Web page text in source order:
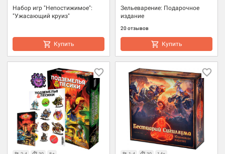
Набор игр "Непостижимое":
"Ужасающий круиз"
Купить
Зельеварение: Подарочное
издание
20 отзывов
Купить